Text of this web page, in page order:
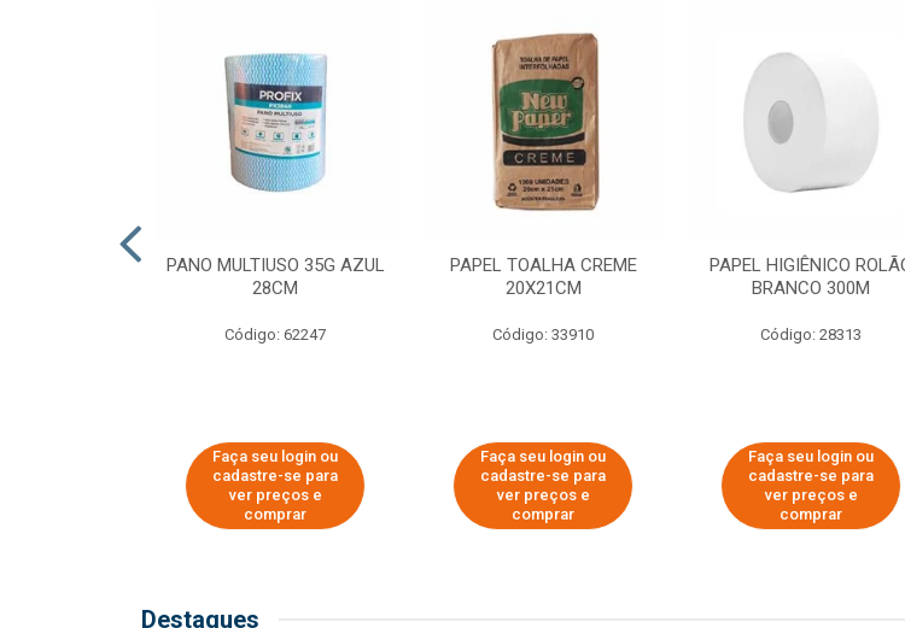
PANO MULTIUSO 35G AZUL
28CM
Código: 62247
Faça seu login ou
cadastre-se para
ver preços e
comprar
PAPEL TOALHA CREME
20X21CM
Código: 33910
Faça seu login ou
cadastre-se para
ver preços e
comprar
PAPEL HIGIÊNICO
BRANCO 300M
Código: 28313
Faça seu login ou
cadastre-se para
ver preços e
comprar
Destaques